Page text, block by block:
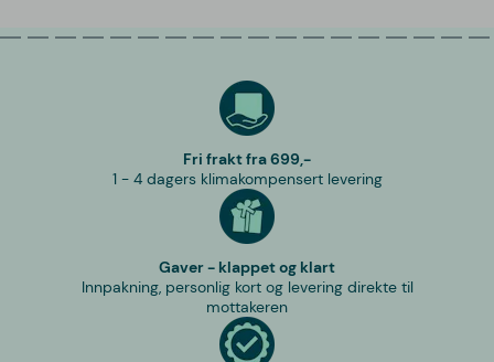
Fri frakt fra 699,-
1 - 4 dagers klimakompensert levering
Gaver - klappet og klart
Innpakning, personlig kort og levering direkte til
mottakeren